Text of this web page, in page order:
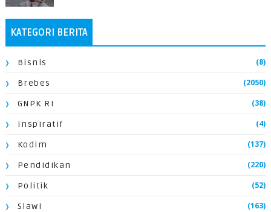
KATEGORI BERITA
Bisnis (8)
Brebes (2050)
GNPK RI (38)
Inspiratif (4)
Kodim (137)
Pendidikan (220)
Politik (52)
Slawi (163)